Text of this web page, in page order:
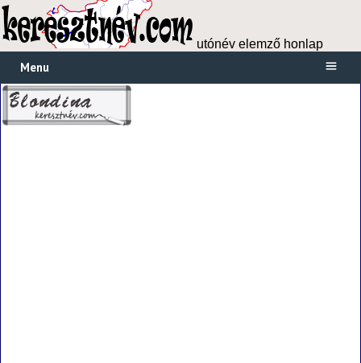
utónév elemző honlap
Menu